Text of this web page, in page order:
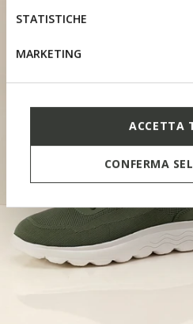
STATISTICHE
MARKETING
ACCETTA
CONFERMA
CONTOURED TONGUE